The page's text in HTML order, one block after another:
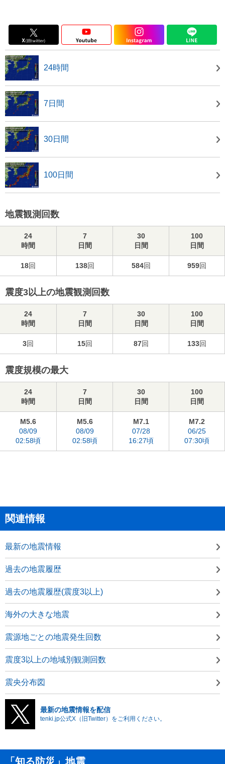
24時間
7日間
30日間
100日間
地震観測回数
24
時間
7
日間
30
日間
100
日間
18回 138回 584回 959回
震度3以上の地震観測回数
24
時間
7
日間
30
日間
100
日間
3回 15回 87回 133回
震度規模の最大
24
時間
7
日間
30
日間
100
日間
M5.6
08/09
02:58頃
M5.6
08/09
02:58頃
M7.1
07/28
16:27頃
M7.2
06/25
07:30頃
関連情報
最新の地震情報
過去の地震履歴
過去の地震履歴(震度3以上)
海外の大きな地震
震源地ごとの地震発生回数
震度3以上の地域別観測回数
震央分布図
最新の地震情報を配信
tenki.jp公式X（旧Twitter）をご利用ください。
「知る防災」地震